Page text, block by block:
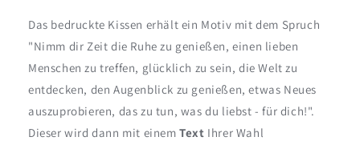
Das bedruckte Kissen erhält ein Motiv mit dem Spruch
"Nimm dir Zeit die Ruhe zu genießen, einen lieben
Menschen zu treffen, glücklich zu sein, die Welt zu
entdecken, den Augenblick zu genießen, etwas Neues
auszuprobieren, das zu tun, was du liebst - für dich!".
Dieser wird dann mit einemText Ihrer Wahl